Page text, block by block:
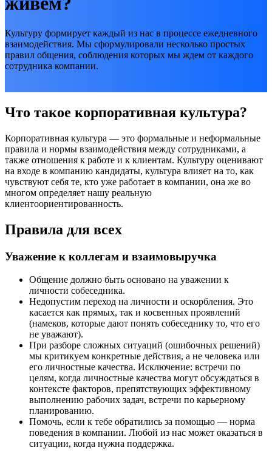
Культуру формирует каждый из нас в процессе ежедневного
взаимодействия. Мы сформулировали несколько простых
правил общения, соблюдения которых мы ждем от каждого
сотрудника компании.
Что такое корпоративная культура?
Корпоративная культура — это формальные и неформальные
правила и нормы взаимодействия между сотрудниками, а
также отношения к работе и к клиентам. Культуру оценивают
на входе в компанию кандидаты, культура влияет на то, как
чувствуют себя те, кто уже работает в компании, она же во
многом определяет нашу реальную
клиентоориентированность.
Правила для всех
Уважение к коллегам и взаимовыручка
Общение должно быть основано на уважении к
личности собеседника.
Недопустим переход на личности и оскорбления. Это
касается как прямых, так и косвенных проявлений
(намеков, которые дают понять собеседнику то, что его
не уважают).
При разборе сложных ситуаций (ошибочных решений)
мы критикуем конкретные действия, а не человека или
его личностные качества. Исключение: встречи по
целям, когда личностные качества могут обсуждаться в
контексте факторов, препятствующих эффективному
выполнению рабочих задач, встречи по карьерному
планированию.
Помочь, если к тебе обратились за помощью — норма
поведения в компании. Любой из нас может оказаться в
ситуации, когда нужна поддержка.